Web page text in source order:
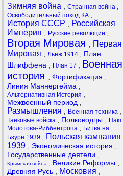
Зимняя война
Странная война
Освободительный поход КА
История СССР
Российская
Империя
Русские революции
Вторая Мировая
Первая
Мировая
Льеж 1914
План
Шлиффена
План 17
Военная
история
Фортификация
Линия Маннергейма
Альтернативная История
Межвоенный период
Размышления Военная техника
Танковые войска Полководцы
Пакт
Молотова-Риббентропа
Битва на
Бзуре 1939
Польская кампания
1939
Экономическая история
Государственные деятели
Крымская война Великие Реформы
Древняя Русь
Московия